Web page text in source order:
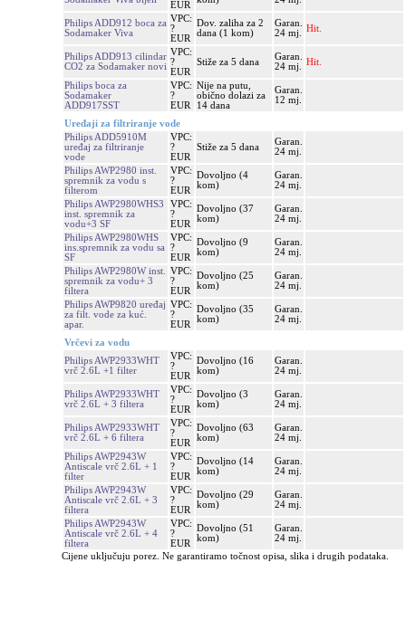
EUR
Philips ADD912 boca za
Sodamaker Viva
VPC:
?
EUR
Dov. zaliha za 2
dana (1 kom)
Garan.
24 mj.
Hit.
Philips ADD913 cilindar
CO2 za Sodamaker novi
VPC:
?
EUR
Stiže za 5 dana
Garan.
24 mj.
Hit.
Philips boca za
Sodamaker
ADD917SST
VPC:
?
EUR
Nije na putu,
obično dolazi za
14 dana
Garan.
12 mj.
Uređaji za filtriranje vode
Philips ADD5910M
uređaj za filtriranje
vode
VPC:
?
EUR
Stiže za 5 dana
Garan.
24 mj.
Philips AWP2980 inst.
spremnik za vodu s
filterom
VPC:
?
EUR
Dovoljno (4
kom)
Garan.
24 mj.
Philips AWP2980WHS3
inst. spremnik za
vodu+3 SF
VPC:
?
EUR
Dovoljno (37
kom)
Garan.
24 mj.
Philips AWP2980WHS
ins.spremnik za vodu sa
SF
VPC:
?
EUR
Dovoljno (9
kom)
Garan.
24 mj.
Philips AWP2980W inst.
spremnik za vodu+ 3
filtera
VPC:
?
EUR
Dovoljno (25
kom)
Garan.
24 mj.
Philips AWP9820 uređaj
za filt. vode za kuć.
apar.
VPC:
?
EUR
Dovoljno (35
kom)
Garan.
24 mj.
Vrčevi za vodu
Philips AWP2933WHT
vrč 2.6L +1 filter
VPC:
?
EUR
Dovoljno (16
kom)
Garan.
24 mj.
Philips AWP2933WHT
vrč 2.6L + 3 filtera
VPC:
?
EUR
Dovoljno (3
kom)
Garan.
24 mj.
Philips AWP2933WHT
vrč 2.6L + 6 filtera
VPC:
?
EUR
Dovoljno (63
kom)
Garan.
24 mj.
Philips AWP2943W
Antiscale vrč 2.6L + 1
filter
VPC:
?
EUR
Dovoljno (14
kom)
Garan.
24 mj.
Philips AWP2943W
Antiscale vrč 2.6L + 3
filtera
VPC:
?
EUR
Dovoljno (29
kom)
Garan.
24 mj.
Philips AWP2943W
Antiscale vrč 2.6L + 4
filtera
VPC:
?
EUR
Dovoljno (51
kom)
Garan.
24 mj.
Cijene uključuju porez. Ne garantiramo točnost opisa, slika i drugih podataka.